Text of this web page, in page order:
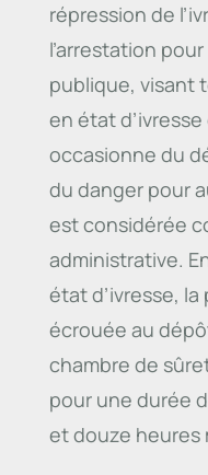
répression de
l’arrestation
publique, visant
en état
occasionne du
du danger pour
est considérée
administrative.
état d’ivresse,
écrouée au
chambre de
pour une durée
et douze heures